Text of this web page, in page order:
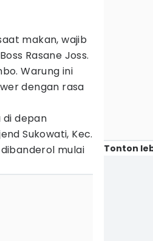
makan, wajib
Rasane Joss.
Warung ini
dengan rasa
di depan
Sukowati, Kec.
mulai
Tonton